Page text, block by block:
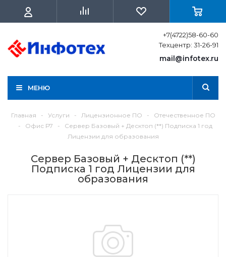
+7(4722)58-60-60
Техцентр: 31-26-91
mail@infotex.ru
МЕНЮ
Главная - Услуги - Лицензионное ПО -
Отечественное ПО
-
Офис Р7 -
Сервер Базовый + Десктоп (**) Подписка 1 год
Лицензии для образования
Сервер Базовый + Десктоп (**)
Подписка 1 год Лицензии для
образования